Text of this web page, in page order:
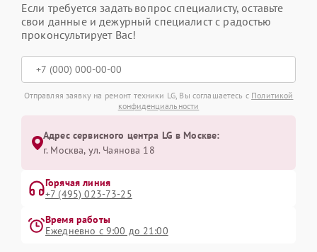
Если требуется задать вопрос специалисту, оставьте
свои данные и дежурный специалист с радостью
проконсультирует Вас!
Отправляя заявку на ремонт техники LG, Вы соглашаетесь с Политикой
конфиденциальности
Адрес сервисного центра LG в Москве:
г. Москва, ул. Чаянова 18
Горячая линия
+7 (495) 023-73-25
Время работы
Ежедневно с 9:00 до 21:00